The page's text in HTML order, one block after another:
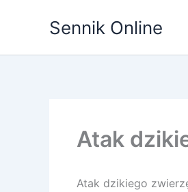
Sennik Online
Atak
Atak dzikiego